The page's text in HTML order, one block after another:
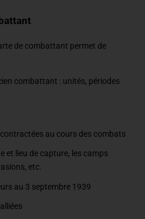
de combattant permet de
combattant : unités, périodes
au cours des combats
et lieu de capture, les camps
etc.
au 3 septembre 1939